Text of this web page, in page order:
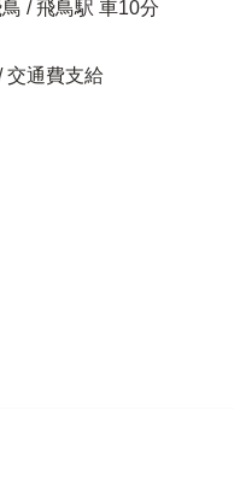
/ 飛鳥駅 車10分
交通費支給